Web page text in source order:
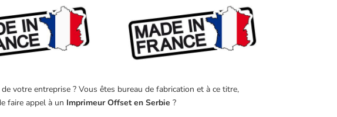
votre entreprise ? Vous êtes bureau de fabrication et à ce titre,
faire appel à un Imprimeur Offset en Serbie ?